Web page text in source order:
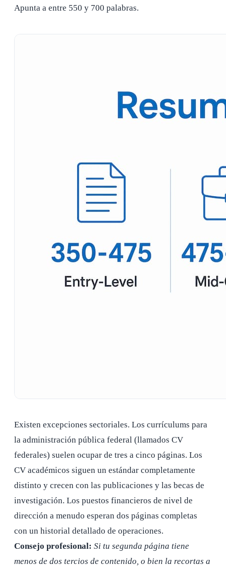
Apunta a entre 550 y 700 palabras.
Existen excepciones sectoriales. Los currículums para
la administración pública federal (llamados CV
federales) suelen ocupar de tres a cinco páginas. Los
CV académicos siguen un estándar completamente
distinto y crecen con las publicaciones y las becas de
investigación. Los puestos financieros de nivel de
dirección a menudo esperan dos páginas completas
con un historial detallado de operaciones.
Consejo profesional: Si tu segunda página tiene
menos de dos tercios de contenido, o bien la recortas a